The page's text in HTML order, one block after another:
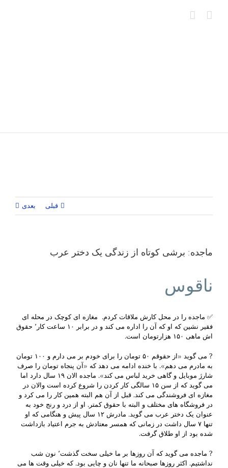
قبلی بعدی
ماجده: برشی کوتاه از زندگی یک دختر عرب
ناقوس
✅ ماجده را در محل کارش ملاقات کردم. مغازه ای کوچک در محله ای
فقیر نشین که او که آن را اداره می کند و در برابر ۱۰ ساعت کار٬ حقوق
اش ماهی ۱۵۰ هزارتومان است.
? می گوید «از حقوقم ۵۰ تومان را برای خودم بر می دارم و ۱۰۰ تومان
به مادرم می دهم». با خنده ادامه می دهد که «آن پنجاه تومان را صرف
شارژ موبایل و گاهی خرید لباس می کند». ماجده الان ۱۹ سال دارد اما
می گوید که از سن ۱۵ سالگی کار کردن را شروع کرده است والان در
مغازه ای فروشندگی می کند. قبل از آن هم البته همین کار را می کرد و
در فروشگاه های مختلف و البته با حقوق کمتر. او از درد و رنج خود به
عنوان یک دختر عرب می گوید. مادرش ۱۲ سال پیش و هنگامی که او
تنها ۷ سال داشت در زمانی که همسر معتادش به جرم اعتیاد بازداشت
شده بود از او طلاق گرفت.
? ماجده می گوید که آن روزها بر ما خیلی سخت گذشت٬ نون شب
نداشتیم. اکثر روزها صبحانه ما تنها نان و چایی بود. که خیلی وقت ها می